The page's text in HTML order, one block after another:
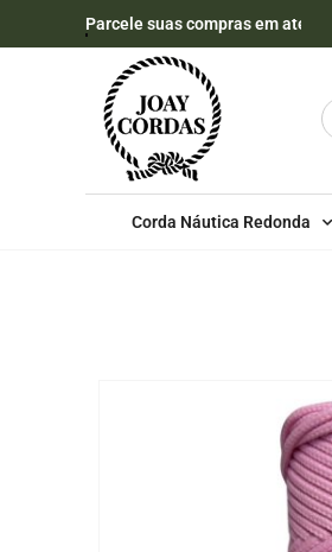
Parcele suas compras em até 12X
Corda Náutica Redonda